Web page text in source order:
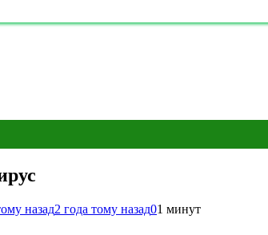
назад2 года тому назад01 минут